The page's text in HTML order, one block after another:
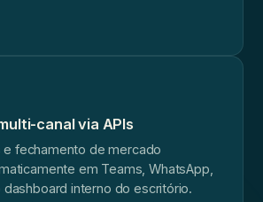
canal via APIs
e fechamento de mercado
em Teams, WhatsApp,
dashboard interno do escritório.